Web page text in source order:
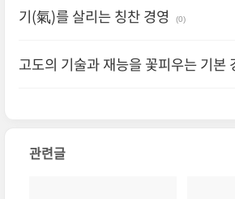
기(氣)를 살리는 칭찬 경영 (0)
고도의 기술과 재능을 꽃피우는 기본
관련글